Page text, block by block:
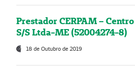
Prestador CERPAM –
S/S Ltda-ME (52004274-8)
18 de Outubro de 2019